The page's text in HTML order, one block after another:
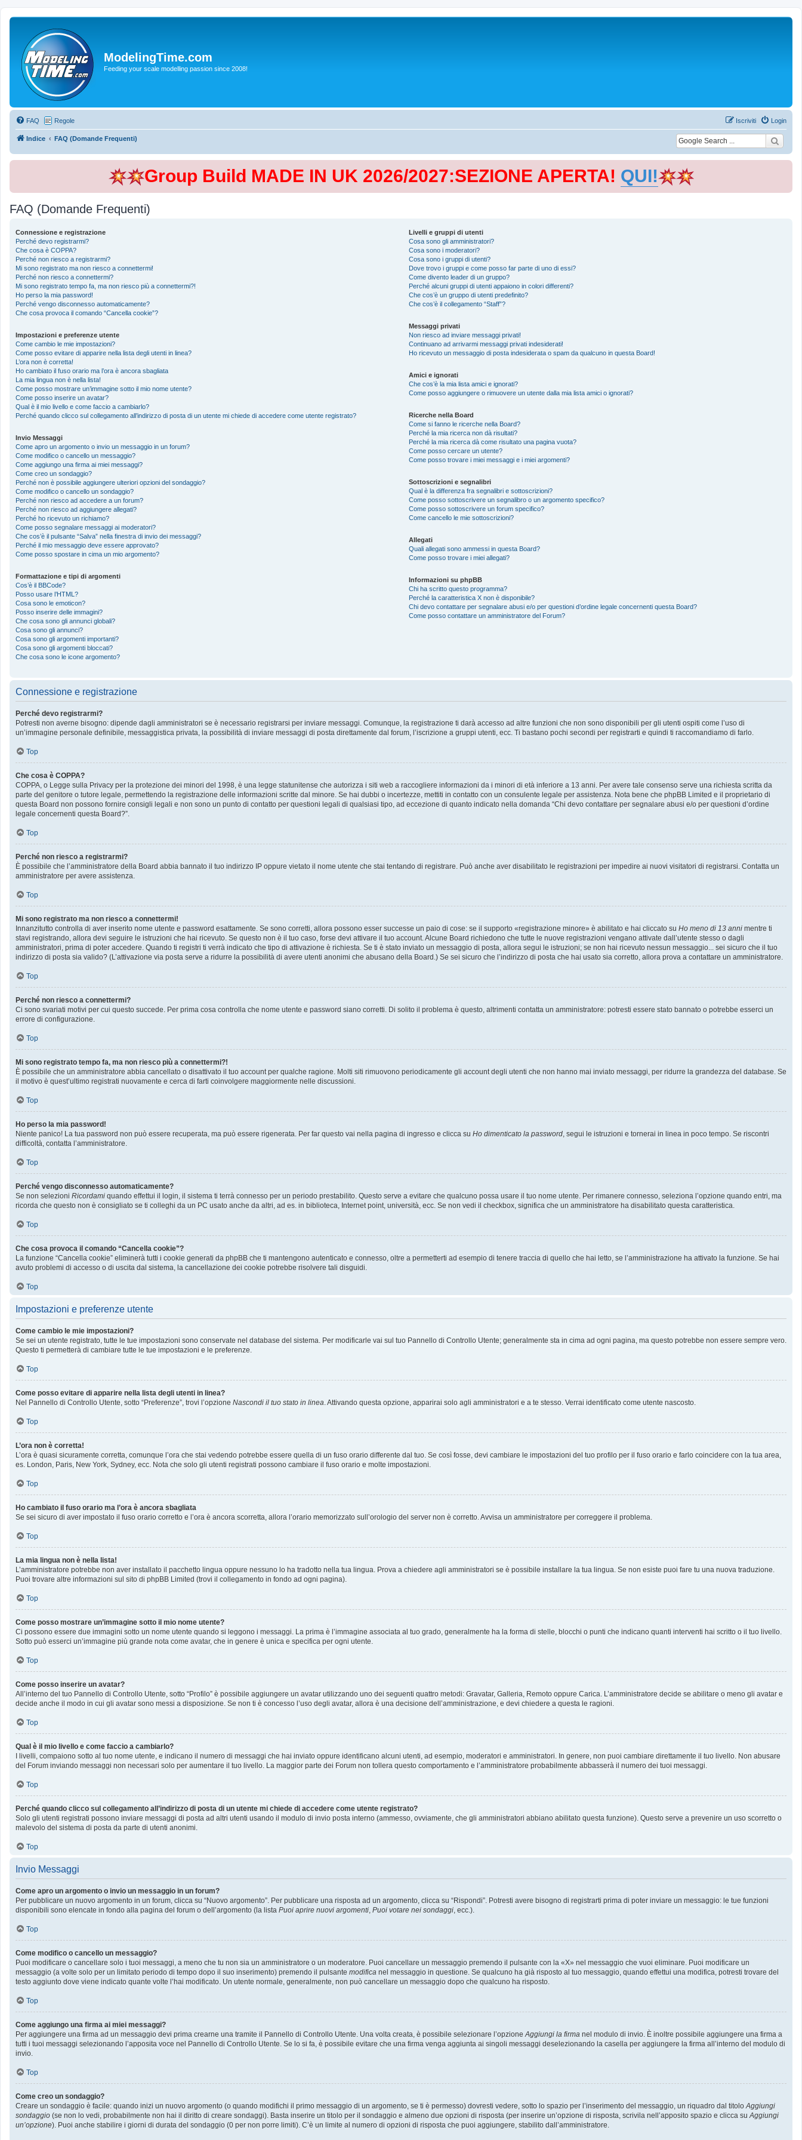
ModelingTime.com
Feeding your scale modelling passion since 2008!
FAQ Regole Login
Iscriviti
Indice FAQ (Domande Frequenti)
Group Build MADE IN UK 2026/2027:SEZIONE APERTA! QUI!
FAQ (Domande Frequenti)
Connessione e registrazione
Perché devo registrarmi?
Che cosa è COPPA?
Perché non riesco a registrarmi?
Mi sono registrato ma non riesco a connettermi!
Perché non riesco a connettermi?
Mi sono registrato tempo fa, ma non riesco più a connettermi?!
Ho perso la mia password!
Perché vengo disconnesso automaticamente?
Che cosa provoca il comando “Cancella cookie”?
Impostazioni e preferenze utente
Come cambio le mie impostazioni?
Come posso evitare di apparire nella lista degli utenti in linea?
L’ora non è corretta!
Ho cambiato il fuso orario ma l’ora è ancora sbagliata
La mia lingua non è nella lista!
Come posso mostrare un’immagine sotto il mio nome utente?
Come posso inserire un avatar?
Qual è il mio livello e come faccio a cambiarlo?
Perché quando clicco sul collegamento all’indirizzo di posta di un utente mi chiede di accedere come utente registrato?
Invio Messaggi
Come apro un argomento o invio un messaggio in un forum?
Come modifico o cancello un messaggio?
Come aggiungo una firma ai miei messaggi?
Come creo un sondaggio?
Perché non è possibile aggiungere ulteriori opzioni del sondaggio?
Come modifico o cancello un sondaggio?
Perché non riesco ad accedere a un forum?
Perché non riesco ad aggiungere allegati?
Perché ho ricevuto un richiamo?
Come posso segnalare messaggi ai moderatori?
Che cos’è il pulsante “Salva” nella finestra di invio dei messaggi?
Perché il mio messaggio deve essere approvato?
Come posso spostare in cima un mio argomento?
Formattazione e tipi di argomenti
Cos’è il BBCode?
Posso usare l’HTML?
Cosa sono le emoticon?
Posso inserire delle immagini?
Che cosa sono gli annunci globali?
Cosa sono gli annunci?
Cosa sono gli argomenti importanti?
Cosa sono gli argomenti bloccati?
Che cosa sono le icone argomento?
Livelli e gruppi di utenti
Cosa sono gli amministratori?
Cosa sono i moderatori?
Cosa sono i gruppi di utenti?
Dove trovo i gruppi e come posso far parte di uno di essi?
Come divento leader di un gruppo?
Perché alcuni gruppi di utenti appaiono in colori differenti?
Che cos’è un gruppo di utenti predefinito?
Che cos’è il collegamento “Staff”?
Messaggi privati
Non riesco ad inviare messaggi privati!
Continuano ad arrivarmi messaggi privati indesiderati!
Ho ricevuto un messaggio di posta indesiderata o spam da qualcuno in questa Board!
Amici e ignorati
Che cos’è la mia lista amici e ignorati?
Come posso aggiungere o rimuovere un utente dalla mia lista amici o ignorati?
Ricerche nella Board
Come si fanno le ricerche nella Board?
Perché la mia ricerca non dà risultati?
Perché la mia ricerca dà come risultato una pagina vuota?
Come posso cercare un utente?
Come posso trovare i miei messaggi e i miei argomenti?
Sottoscrizioni e segnalibri
Qual è la differenza fra segnalibri e sottoscrizioni?
Come posso sottoscrivere un segnalibro o un argomento specifico?
Come posso sottoscrivere un forum specifico?
Come cancello le mie sottoscrizioni?
Allegati
Quali allegati sono ammessi in questa Board?
Come posso trovare i miei allegati?
Informazioni su phpBB
Chi ha scritto questo programma?
Perché la caratteristica X non è disponibile?
Chi devo contattare per segnalare abusi e/o per questioni d’ordine legale concernenti questa Board?
Come posso contattare un amministratore del Forum?
Connessione e registrazione
Perché devo registrarmi?
Potresti non averne bisogno: dipende dagli amministratori se è necessario registrarsi per inviare messaggi. Comunque, la registrazione ti darà accesso ad altre funzioni che non sono disponibili per gli utenti ospiti come l’uso di
un’immagine personale definibile, messaggistica privata, la possibilità di inviare messaggi di posta direttamente dal forum, l’iscrizione a gruppi utenti, ecc. Ti bastano pochi secondi per registrarti e quindi ti raccomandiamo di farlo.
Top
Che cosa è COPPA?
COPPA, o Legge sulla Privacy per la protezione dei minori del 1998, è una legge statunitense che autorizza i siti web a raccogliere informazioni da i minori di età inferiore a 13 anni. Per avere tale consenso serve una richiesta scritta da
parte del genitore o tutore legale, permettendo la registrazione delle informazioni scritte dal minore. Se hai dubbi o incertezze, mettiti in contatto con un consulente legale per assistenza. Nota bene che phpBB Limited e il proprietario di
questa Board non possono fornire consigli legali e non sono un punto di contatto per questioni legali di qualsiasi tipo, ad eccezione di quanto indicato nella domanda “Chi devo contattare per segnalare abusi e/o per questioni d’ordine
legale concernenti questa Board?”.
Top
Perché non riesco a registrarmi?
È possibile che l’amministratore della Board abbia bannato il tuo indirizzo IP oppure vietato il nome utente che stai tentando di registrare. Può anche aver disabilitato le registrazioni per impedire ai nuovi visitatori di registrarsi. Contatta un
amministratore per avere assistenza.
Top
Mi sono registrato ma non riesco a connettermi!
Innanzitutto controlla di aver inserito nome utente e password esattamente. Se sono corretti, allora possono esser successe un paio di cose: se il supporto «registrazione minore» è abilitato e hai cliccato su Ho meno di 13 anni mentre ti
stavi registrando, allora devi seguire le istruzioni che hai ricevuto. Se questo non è il tuo caso, forse devi attivare il tuo account. Alcune Board richiedono che tutte le nuove registrazioni vengano attivate dall’utente stesso o dagli
amministratori, prima di poter accedere. Quando ti registri ti verrà indicato che tipo di attivazione è richiesta. Se ti è stato inviato un messaggio di posta, allora segui le istruzioni; se non hai ricevuto nessun messaggio... sei sicuro che il tuo
indirizzo di posta sia valido? (L’attivazione via posta serve a ridurre la possibilità di avere utenti anonimi che abusano della Board.) Se sei sicuro che l’indirizzo di posta che hai usato sia corretto, allora prova a contattare un amministratore.
Top
Perché non riesco a connettermi?
Ci sono svariati motivi per cui questo succede. Per prima cosa controlla che nome utente e password siano corretti. Di solito il problema è questo, altrimenti contatta un amministratore: potresti essere stato bannato o potrebbe esserci un
errore di configurazione.
Top
Mi sono registrato tempo fa, ma non riesco più a connettermi?!
È possibile che un amministratore abbia cancellato o disattivato il tuo account per qualche ragione. Molti siti rimuovono periodicamente gli account degli utenti che non hanno mai inviato messaggi, per ridurre la grandezza del database. Se
il motivo è quest’ultimo registrati nuovamente e cerca di farti coinvolgere maggiormente nelle discussioni.
Top
Ho perso la mia password!
Niente panico! La tua password non può essere recuperata, ma può essere rigenerata. Per far questo vai nella pagina di ingresso e clicca su Ho dimenticato la password, segui le istruzioni e tornerai in linea in poco tempo. Se riscontri
difficoltà, contatta l’amministratore.
Top
Perché vengo disconnesso automaticamente?
Se non selezioni Ricordami quando effettui il login, il sistema ti terrà connesso per un periodo prestabilito. Questo serve a evitare che qualcuno possa usare il tuo nome utente. Per rimanere connesso, seleziona l’opzione quando entri, ma
ricorda che questo non è consigliato se ti colleghi da un PC usato anche da altri, ad es. in biblioteca, Internet point, università, ecc. Se non vedi il checkbox, significa che un amministratore ha disabilitato questa caratteristica.
Top
Che cosa provoca il comando “Cancella cookie”?
La funzione “Cancella cookie” eliminerà tutti i cookie generati da phpBB che ti mantengono autenticato e connesso, oltre a permetterti ad esempio di tenere traccia di quello che hai letto, se l’amministrazione ha attivato la funzione. Se hai
avuto problemi di accesso o di uscita dal sistema, la cancellazione dei cookie potrebbe risolvere tali disguidi.
Top
Impostazioni e preferenze utente
Come cambio le mie impostazioni?
Se sei un utente registrato, tutte le tue impostazioni sono conservate nel database del sistema. Per modificarle vai sul tuo Pannello di Controllo Utente; generalmente sta in cima ad ogni pagina, ma questo potrebbe non essere sempre vero.
Questo ti permetterà di cambiare tutte le tue impostazioni e le preferenze.
Top
Come posso evitare di apparire nella lista degli utenti in linea?
Nel Pannello di Controllo Utente, sotto “Preferenze”, trovi l’opzione Nascondi il tuo stato in linea. Attivando questa opzione, apparirai solo agli amministratori e a te stesso. Verrai identificato come utente nascosto.
Top
L’ora non è corretta!
L’ora è quasi sicuramente corretta, comunque l’ora che stai vedendo potrebbe essere quella di un fuso orario differente dal tuo. Se così fosse, devi cambiare le impostazioni del tuo profilo per il fuso orario e farlo coincidere con la tua area,
es. London, Paris, New York, Sydney, ecc. Nota che solo gli utenti registrati possono cambiare il fuso orario e molte impostazioni.
Top
Ho cambiato il fuso orario ma l’ora è ancora sbagliata
Se sei sicuro di aver impostato il fuso orario corretto e l’ora è ancora scorretta, allora l’orario memorizzato sull’orologio del server non è corretto. Avvisa un amministratore per correggere il problema.
Top
La mia lingua non è nella lista!
L’amministratore potrebbe non aver installato il pacchetto lingua oppure nessuno lo ha tradotto nella tua lingua. Prova a chiedere agli amministratori se è possibile installare la tua lingua. Se non esiste puoi fare tu una nuova traduzione.
Puoi trovare altre informazioni sul sito di phpBB Limited (trovi il collegamento in fondo ad ogni pagina).
Top
Come posso mostrare un’immagine sotto il mio nome utente?
Ci possono essere due immagini sotto un nome utente quando si leggono i messaggi. La prima è l’immagine associata al tuo grado, generalmente ha la forma di stelle, blocchi o punti che indicano quanti interventi hai scritto o il tuo livello.
Sotto può esserci un’immagine più grande nota come avatar, che in genere è unica e specifica per ogni utente.
Top
Come posso inserire un avatar?
All’interno del tuo Pannello di Controllo Utente, sotto “Profilo” è possibile aggiungere un avatar utilizzando uno dei seguenti quattro metodi: Gravatar, Galleria, Remoto oppure Carica. L’amministratore decide se abilitare o meno gli avatar e
decide anche il modo in cui gli avatar sono messi a disposizione. Se non ti è concesso l’uso degli avatar, allora è una decisione dell’amministrazione, e devi chiedere a questa le ragioni.
Top
Qual è il mio livello e come faccio a cambiarlo?
I livelli, compaiono sotto al tuo nome utente, e indicano il numero di messaggi che hai inviato oppure identificano alcuni utenti, ad esempio, moderatori e amministratori. In genere, non puoi cambiare direttamente il tuo livello. Non abusare
del Forum inviando messaggi non necessari solo per aumentare il tuo livello. La maggior parte dei Forum non tollera questo comportamento e l’amministratore probabilmente abbasserà il numero dei tuoi messaggi.
Top
Perché quando clicco sul collegamento all’indirizzo di posta di un utente mi chiede di accedere come utente registrato?
Solo gli utenti registrati possono inviare messaggi di posta ad altri utenti usando il modulo di invio posta interno (ammesso, ovviamente, che gli amministratori abbiano abilitato questa funzione). Questo serve a prevenire un uso scorretto o
malevolo del sistema di posta da parte di utenti anonimi.
Top
Invio Messaggi
Come apro un argomento o invio un messaggio in un forum?
Per pubblicare un nuovo argomento in un forum, clicca su “Nuovo argomento”. Per pubblicare una risposta ad un argomento, clicca su “Rispondi”. Potresti avere bisogno di registrarti prima di poter inviare un messaggio: le tue funzioni
disponibili sono elencate in fondo alla pagina del forum o dell’argomento (la lista Puoi aprire nuovi argomenti, Puoi votare nei sondaggi, ecc.).
Top
Come modifico o cancello un messaggio?
Puoi modificare o cancellare solo i tuoi messaggi, a meno che tu non sia un amministratore o un moderatore. Puoi cancellare un messaggio premendo il pulsante con la «X» nel messaggio che vuoi eliminare. Puoi modificare un
messaggio (a volte solo per un limitato periodo di tempo dopo il suo inserimento) premendo il pulsante modifica nel messaggio in questione. Se qualcuno ha già risposto al tuo messaggio, quando effettui una modifica, potresti trovare del
testo aggiunto dove viene indicato quante volte l’hai modificato. Un utente normale, generalmente, non può cancellare un messaggio dopo che qualcuno ha risposto.
Top
Come aggiungo una firma ai miei messaggi?
Per aggiungere una firma ad un messaggio devi prima crearne una tramite il Pannello di Controllo Utente. Una volta creata, è possibile selezionare l’opzioneAggiungi la firma nel modulo di invio. È inoltre possibile aggiungere una firma a
tutti i tuoi messaggi selezionando l’apposita voce nel Pannello di Controllo Utente. Se lo si fa, è possibile evitare che una firma venga aggiunta ai singoli messaggi deselezionando la casella per aggiungere la firma all’interno del modulo di
invio.
Top
Come creo un sondaggio?
Creare un sondaggio è facile: quando inizi un nuovo argomento (o quando modifichi il primo messaggio di un argomento, se ti è permesso) dovresti vedere, sotto lo spazio per l’inserimento del messaggio, un riquadro dal titoloAggiungi
sondaggio (se non lo vedi, probabilmente non hai il diritto di creare sondaggi). Basta inserire un titolo per il sondaggio e almeno due opzioni di risposta (per inserire un’opzione di risposta, scrivila nell’apposito spazio e clicca suAggiungi
un’opzione). Puoi anche stabilire i giorni di durata del sondaggio (0 per non porre limiti). C’è un limite al numero di opzioni di risposta che puoi aggiungere, stabilito dall’amministratore.